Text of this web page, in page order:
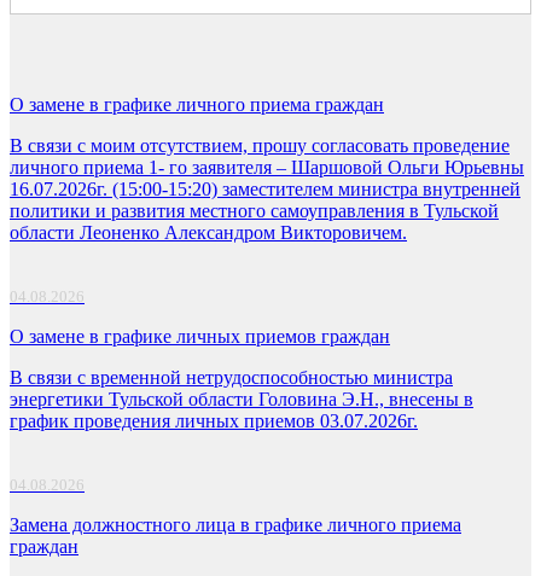
О замене в графике личного приема граждан
В связи с моим отсутствием, прошу согласовать проведение
личного приема 1- го заявителя – Шаршовой Ольги Юрьевны
16.07.2026г. (15:00-15:20) заместителем министра внутренней
политики и развития местного самоуправления в Тульской
области Леоненко Александром Викторовичем.
04.08.2026
О замене в графике личных приемов граждан
В связи с временной нетрудоспособностью министра
энергетики Тульской области Головина Э.Н., внесены в
график проведения личных приемов 03.07.2026г.
04.08.2026
Замена должностного лица в графике личного приема
граждан